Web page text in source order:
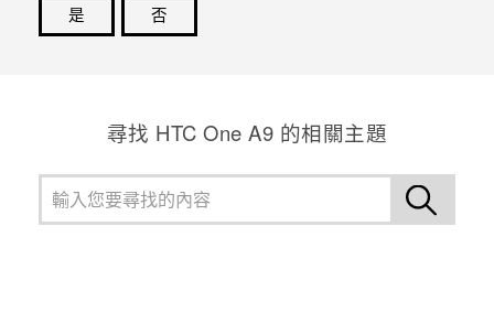
是
否
尋找 HTC One A9 的相關主題